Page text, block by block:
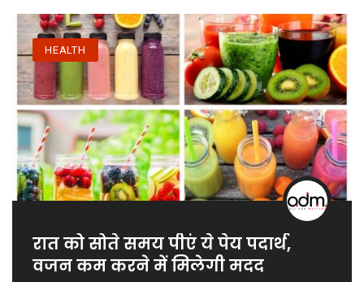
HEALTH
रात को सोते समय पीएं ये पेय पदार्थ,
वजन कम करने में मिलेगी मदद